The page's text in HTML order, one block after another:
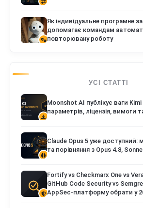
Як індивідуальне програмне
допомагає командам
повторювану роботу
УСІ СТАТТІ
Moonshot AI публікує ваги Kimi
параметрів, ліцензія, вимоги
Claude Opus 5 уже доступний:
та порівняння з Opus 4.8,
Fortify vs Checkmarx One vs
GitHub Code Security vs
AppSec-платформу обрати у